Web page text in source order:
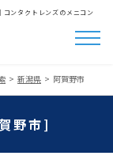
ンタクトレンズのメニコン
新潟県 阿賀野市
野市]